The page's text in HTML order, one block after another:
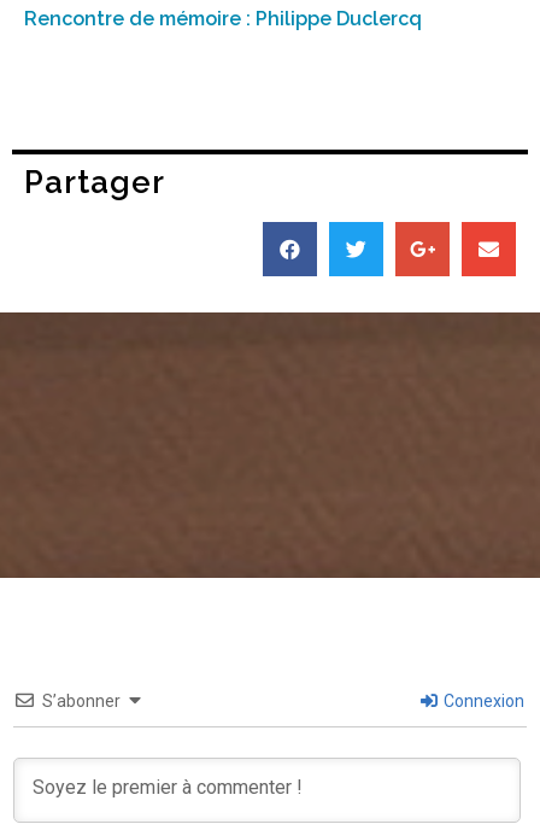
Rencontre de mémoire : Philippe Duclercq
Partager
S’abonner Connexion